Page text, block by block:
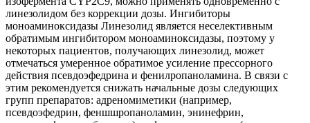
линезолидом без коррекции дозы. Ингибиторы
моноаминоксидазы Линезолид является неселективным
обратимым ингибитором моноаминоксидазы, поэтому у
некоторых пациентов, получающих линезолид, может
отмечаться умеренное обратимое усиление прессорного
действия псевдоэфедрина и фенилропаноламина. В связи с
этим рекомендуется снижать начальные дозы следующих
групп препаратов: адреномиметики (например,
псевдоэфедрин, феншшропаноламин, энинефрин,